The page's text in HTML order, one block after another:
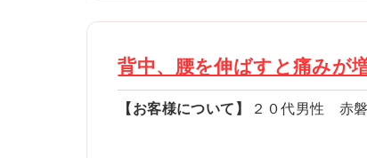
背中、腰を伸ばすと痛みが
【お客様について】 ２０代男性 赤